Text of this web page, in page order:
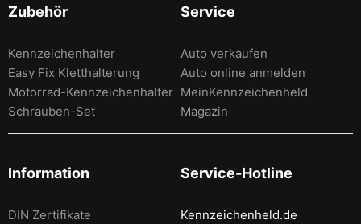
Zubehör
Kennzeichenhalter
Easy Fix Kletthalterung
Motorrad-Kennzeichenhalter
Schrauben-Set
Service
Auto verkaufen
Auto online anmelden
MeinKennzeichenheld
Magazin
Information
DIN Zertifikate
Service-Hotline
Kennzeichenheld.de